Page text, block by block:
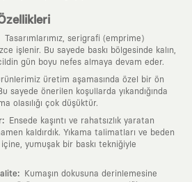
Tasarımlarımız, serigrafi (emprime)
işlenir. Bu sayede baskı bölgesinde kalın,
gün boyu nefes almaya devam eder.
üretim aşamasında özel bir ön
sayede önerilen koşullarda yıkandığında
olasılığı çok düşüktür.
:
Ensede kaşıntı ve rahatsızlık yaratan
kaldırdık. Yıkama talimatları ve beden
yumuşak bir baskı tekniğiyle
:
Kumaşın dokusuna derinlemesine